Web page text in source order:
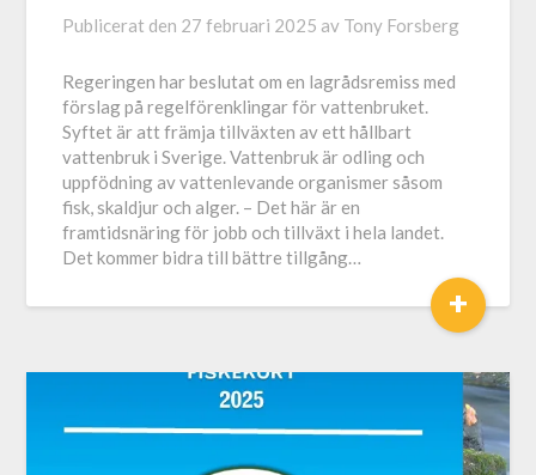
Publicerat den 27 februari 2025 av Tony Forsberg
Regeringen har beslutat om en lagrådsremiss med
förslag på regelförenklingar för vattenbruket.
Syftet är att främja tillväxten av ett hållbart
vattenbruk i Sverige. Vattenbruk är odling och
uppfödning av vattenlevande organismer såsom
fisk, skaldjur och alger. – Det här är en
framtidsnäring för jobb och tillväxt i hela landet.
Det kommer bidra till bättre tillgång…
+